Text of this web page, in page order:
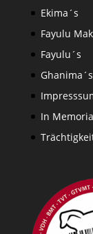
Ekima´s
Fayulu
Fayulu´s
Ghanima´s
In